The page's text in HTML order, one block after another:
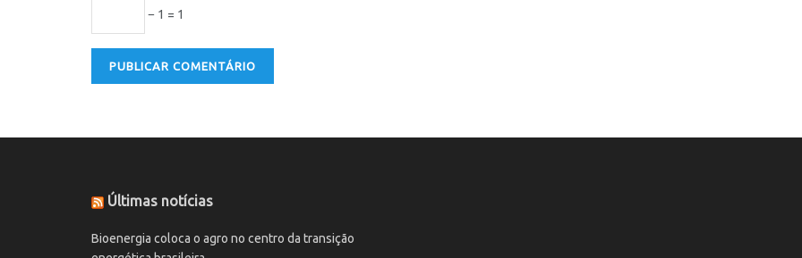
− 1 = 1
Últimas notícias
Bioenergia coloca o agro no centro da transição